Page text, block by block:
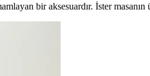
bir aksesuardır. İster